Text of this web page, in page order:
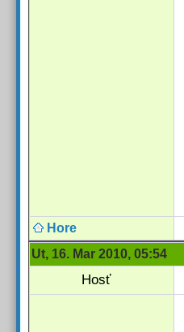
Hore
Ut, 16. Mar 2010, 05:54
Hosť